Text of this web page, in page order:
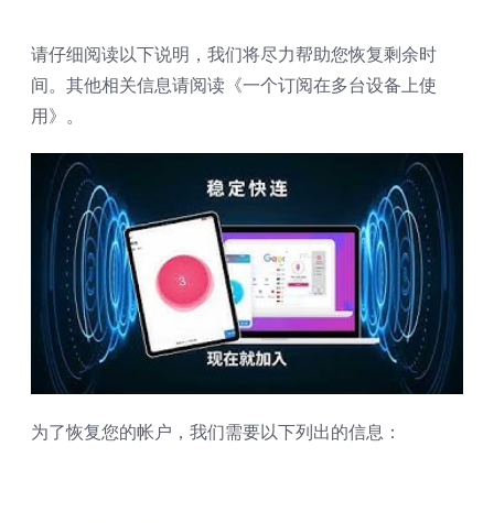
请仔细阅读以下说明，我们将尽力帮助您恢复剩余时
间。其他相关信息请阅读《一个订阅在多台设备上使
用》。
为了恢复您的帐户，我们需要以下列出的信息：